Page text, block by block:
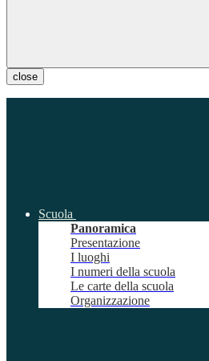
close
Scuola
Panoramica
Presentazione
I luoghi
I numeri della scuola
Le carte della scuola
Organizzazione